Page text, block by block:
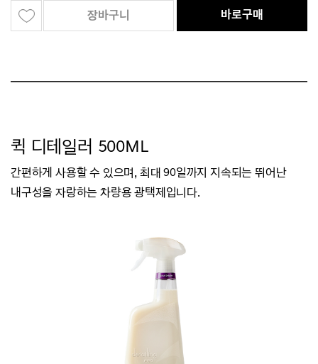
장바구니 바로구매
퀵 디테일러 500ML
간편하게 사용할 수 있으며, 최대 90일까지 지속되는 뛰어난
내구성을 자랑하는 차량용 광택제입니다.